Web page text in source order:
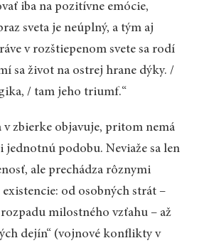
iba na pozitívne emócie,
sveta je neúplný, a tým aj
v rozštiepenom svete sa rodí
sa život na ostrej hrane dýky. /
/ tam jeho triumf.“
zbierke objavuje, pritom nemá
podobu. Neviaže sa len
ale prechádza rôznymi
od osobných strát –
milostného vzťahu – až
dejín“ (vojnové konflikty v